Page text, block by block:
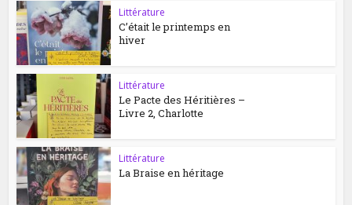
Littérature
C’était le printemps en
hiver
Littérature
Le Pacte des Héritières –
Livre 2, Charlotte
Littérature
La Braise en héritage